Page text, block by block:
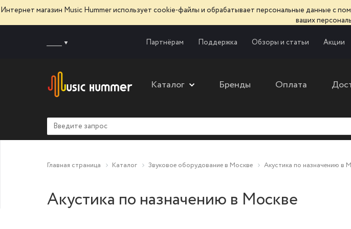
Интернет магазин Music Hummer использует сооkie-файлы и обрабатывает персональные данные с
ваших
Партнёрам Поддержка Обзоры и статьи Акции
Каталог Бренды Оплата
Главная страница Каталог Звуковое оборудование в Москве Акустика по назначению в
Акустика по назначению в Москве